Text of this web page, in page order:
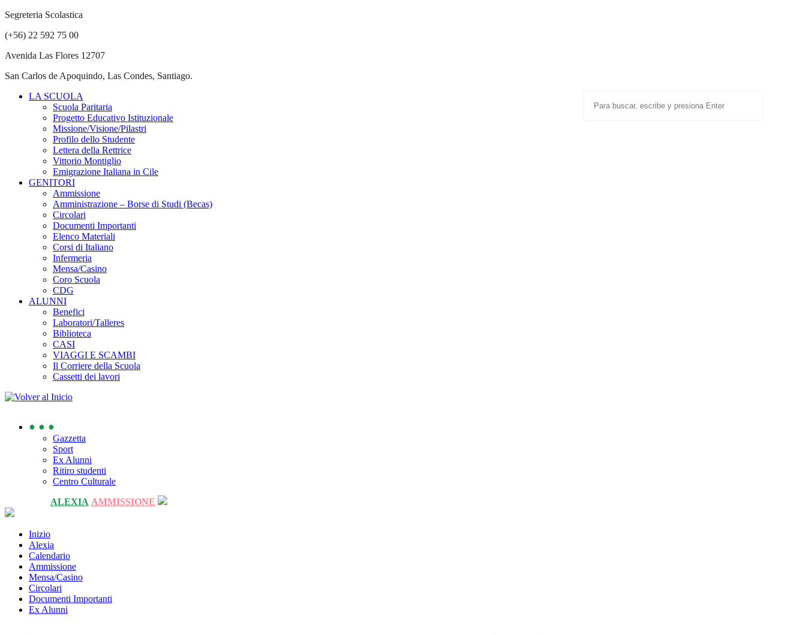
Segreteria Scolastica
(+56) 22 592 75 00
Avenida Las Flores 12707
San Carlos de Apoquindo, Las Condes, Santiago.
LA SCUOLA
Scuola Paritaria
Progetto Educativo Istituzionale
Missione/Visione/Pilastri
Profilo dello Studente
Lettera della Rettrice
Vittorio Montiglio
Emigrazione Italiana in Cile
GENITORI
Ammissione
Amministrazione – Borse di Studi (Becas)
Circolari
Documenti Importanti
Elenco Materiali
Corsi di Italiano
Infermeria
Mensa/Casino
Coro Scuola
CDG
ALUNNI
Benefici
Laboratori/Talleres
Biblioteca
CASI
VIAGGI E SCAMBI
Il Corriere della Scuola
Cassetti dei lavori
● ● ●
Gazzetta
Sport
Ex Alunni
Ritiro studenti
Centro Culturale
ALEXIA AMMISSIONE
Inizio
Alexia
Calendario
Ammissione
Mensa/Casino
Circolari
Documenti Importanti
Ex Alunni